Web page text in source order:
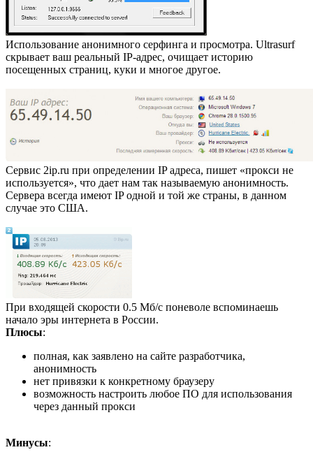
Использование анонимного серфинга и просмотра. Ultrasurf
скрывает ваш реальный IP-адрес, очищает историю
посещенных страниц, куки и многое другое.
Сервис 2ip.ru при определении IP адреса, пишет «прокси не
используется», что дает нам так называемую анонимность.
Сервера всегда имеют IP одной и той же страны, в данном
случае это США.
При входящей скорости 0.5 Мб/с поневоле вспоминаешь
начало эры интернета в России.
Плюсы:
полная, как заявлено на сайте разработчика,
анонимность
нет привязки к конкретному браузеру
возможность настроить любое ПО для использования
через данный прокси
Минусы: